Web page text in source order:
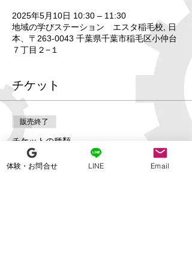
2025年5月10日 10:30 – 11:30
地域の学びステーション エスタ稲毛校, 日
本、〒263-0043 千葉県千葉市稲毛区小仲台
７丁目２−１
チケット
販売終了
チケットの種類
【エスタ稲毛校】プログラミン
体験・お問合せ LINE Email